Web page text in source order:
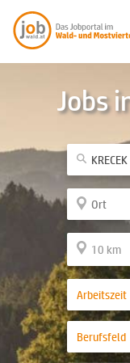
Jobs